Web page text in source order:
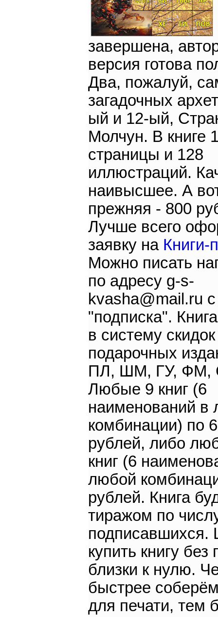
завершена,
версия готова
Два, пожалуй,
загадочных
ый и 12-ый,
Молчун. В книге
страницы и 128
иллюстраций.
наивысшее. А
прежняя - 800
Лучше всего
заявку на Книги-
Можно писать
по адресу g-s-
kvasha@mail.ru
"подписка".
в систему
подарочных
ПЛ, ШМ, ГУ, ФМ,
Любые 9 книг (6
наименований в
комбинации) по
рублей, либо
книг (6
любой
рублей. Книга
тиражом по
купить книгу без
близки к нулю.
быстрее
для печати, тем